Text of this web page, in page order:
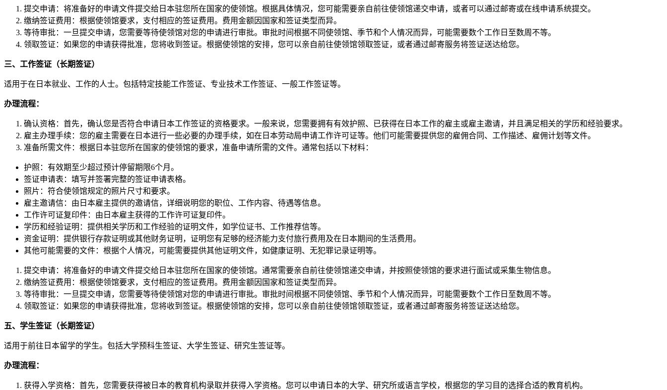
提交申请：将准备好的申请文件提交给日本驻您所在国家的使领馆。根据具体情况，您可能需要亲自前往使领馆递交申请，或者可以通过邮寄或在线申请系统提交。
缴纳签证费用：根据使领馆要求，支付相应的签证费用。费用金额因国家和签证类型而异。
等待审批：一旦提交申请，您需要等待使领馆对您的申请进行审批。审批时间根据不同使领馆、季节和个人情况而异，可能需要数个工作日至数周不等。
领取签证：如果您的申请获得批准，您将收到签证。根据使领馆的安排，您可以亲自前往使领馆领取签证，或者通过邮寄服务将签证送达给您。
三、 工作签证（长期签证）
适用于在日本就业、工作的人士。包括特定技能工作签证、专业技术工作签证、一般工作签证等。
办理流程：
确认资格：首先，确认您是否符合申请日本工作签证的资格要求。一般来说，您需要拥有有效护照、已获得在日本工作的雇主或雇主邀请，并且满足相关的学历和经验要求。
雇主办理手续：您的雇主需要在日本进行一些必要的办理手续，如在日本劳动局申请工作许可证等。他们可能需要提供您的雇佣合同、工作描述、雇佣计划等文件。
准备所需文件：根据日本驻您所在国家的使领馆的要求，准备申请所需的文件。通常包括以下材料：
护照：有效期至少超过预计停留期限6个月。
签证申请表：填写并签署完整的签证申请表格。
照片：符合使领馆规定的照片尺寸和要求。
雇主邀请信：由日本雇主提供的邀请信，详细说明您的职位、工作内容、待遇等信息。
工作许可证复印件：由日本雇主获得的工作许可证复印件。
学历和经验证明：提供相关学历和工作经验的证明文件，如学位证书、工作推荐信等。
资金证明：提供银行存款证明或其他财务证明，证明您有足够的经济能力支付旅行费用及在日本期间的生活费用。
其他可能需要的文件：根据个人情况，可能需要提供其他证明文件，如健康证明、无犯罪记录证明等。
提交申请：将准备好的申请文件提交给日本驻您所在国家的使领馆。通常需要亲自前往使领馆递交申请，并按照使领馆的要求进行面试或采集生物信息。
缴纳签证费用：根据使领馆要求，支付相应的签证费用。费用金额因国家和签证类型而异。
等待审批：一旦提交申请，您需要等待使领馆对您的申请进行审批。审批时间根据不同使领馆、季节和个人情况而异，可能需要数个工作日至数周不等。
领取签证：如果您的申请获得批准，您将收到签证。根据使领馆的安排，您可以亲自前往使领馆领取签证，或者通过邮寄服务将签证送达给您。
五、学生签证（长期签证）
适用于前往日本留学的学生。包括大学预科生签证、大学生签证、研究生签证等。
办理流程：
获得入学资格：首先，您需要获得被日本的教育机构录取并获得入学资格。您可以申请日本的大学、研究所或语言学校，根据您的学习目的选择合适的教育机构。